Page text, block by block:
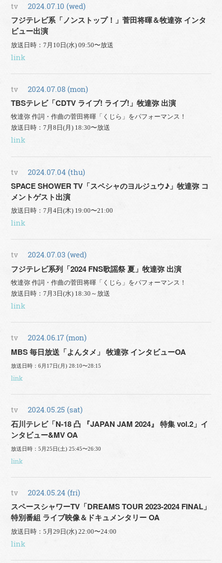
tv 2024.07.10 (wed)
フジテレビ系「ノンストップ！」菅田将暉＆牧達弥 インタ
ビュー出演
放送日時：7月10日(水) 09:50〜放送
link
tv 2024.07.08 (mon)
TBSテレビ「CDTV ライブ! ライブ!」牧達弥 出演
牧達弥 作詞・作曲の菅田将暉「くじら」をパフォーマンス！
放送日時：7月8日(月) 18:30〜放送
link
tv 2024.07.04 (thu)
SPACE SHOWER TV「スペシャのヨルジュウ♪」牧達弥 コ
メントゲスト出演
放送日時：7月4日(木) 19:00〜21:00
link
tv 2024.07.03 (wed)
フジテレビ系列「2024 FNS歌謡祭 夏」牧達弥 出演
牧達弥 作詞・作曲の菅田将暉「くじら」をパフォーマンス！
放送日時：7月3日(水) 18:30～放送
link
tv 2024.06.17 (mon)
MBS 毎日放送「よんタメ」 牧達弥 インタビューOA
放送日時：6月17日(月) 28:10〜28:15
link
tv 2024.05.25 (sat)
石川テレビ「N-18 凸 『JAPAN JAM 2024』 特集 vol.2」イ
ンタビュー&MV OA
放送日時：5月25日(土) 25:45〜26:30
link
tv 2024.05.24 (fri)
スペースシャワーTV「DREAMS TOUR 2023-2024 FINAL」
特別番組 ライブ映像＆ドキュメンタリー OA
放送日時：5月29日(水) 22:00〜24:00
link